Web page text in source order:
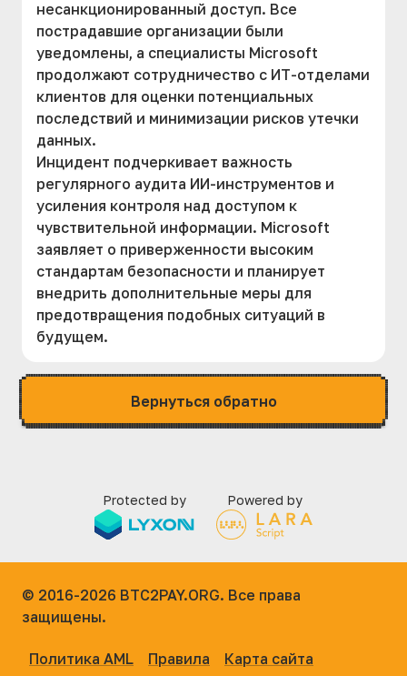
несанкционированный доступ. Все
пострадавшие организации были
уведомлены, а специалисты Microsoft
продолжают сотрудничество с ИТ-отделами
клиентов для оценки потенциальных
последствий и минимизации рисков утечки
данных.
Инцидент подчеркивает важность
регулярного аудита ИИ-инструментов и
усиления контроля над доступом к
чувствительной информации. Microsoft
заявляет о приверженности высоким
стандартам безопасности и планирует
внедрить дополнительные меры для
предотвращения подобных ситуаций в
будущем.
Вернуться обратно
Protected by Powered by
© 2016-2026 BTC2PAY.ORG. Все права
защищены.
Политика AML Правила Карта сайта